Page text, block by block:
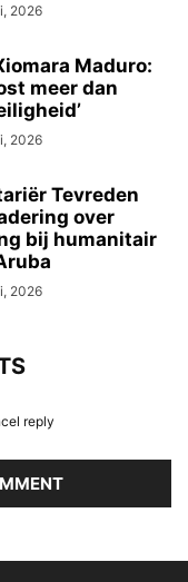
2026
Maduro:
meer dan
2026
Tevreden
over
bij humanitair
2026
reply